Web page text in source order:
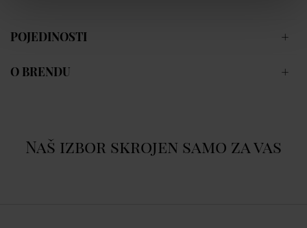
POJEDINOSTI
O BRENDU
Naš izbor skrojen samo za vas